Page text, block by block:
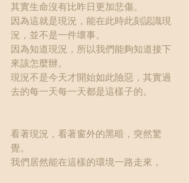
其實生命沒有比昨日更加悲傷。
因為這就是現況，能在此時此刻認識現
況，並不是一件壞事。
因為知道現況，所以我們能夠知道接下
來該怎麼辦。
現況不是今天才開始如此險惡，其實過
去的每一天每一天都是這樣子的。
看著現況，看著窗外的黑暗，突然驚
覺。
我們居然能在這樣的環境一路走來，